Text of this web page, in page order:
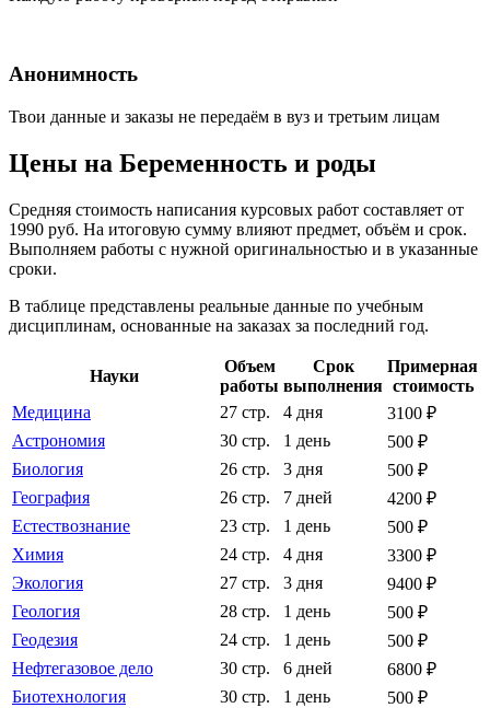
Анонимность
Твои данные и заказы не передаём в вуз и третьим лицам
Цены на Беременность и роды
Средняя стоимость написания курсовых работ составляет от
1990 руб. На итоговую сумму влияют предмет, объём и срок.
Выполняем работы с нужной оригинальностью и в указанные
сроки.
В таблице представлены реальные данные по учебным
дисциплинам, основанные на заказах за последний год.
Науки
Объем
работы
Срок
выполнения
Примерная
стоимость
Медицина
27 стр. 4 дня
3100 ₽
Астрономия
30 стр. 1 день
500 ₽
Биология
26 стр. 3 дня
500 ₽
География
26 стр. 7 дней
4200 ₽
Естествознание
23 стр. 1 день
500 ₽
Химия
24 стр. 4 дня
3300 ₽
Экология
27 стр. 3 дня
9400 ₽
Геология
28 стр. 1 день
500 ₽
Геодезия
24 стр. 1 день
500 ₽
Нефтегазовое дело
30 стр. 6 дней
6800 ₽
Биотехнология
30 стр. 1 день
500 ₽